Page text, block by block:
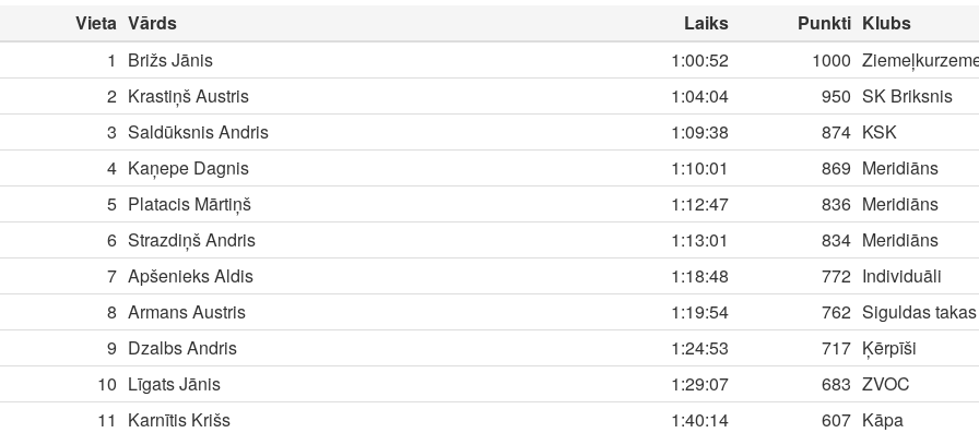
Vieta Vārds Laiks Punkti Klubs
1
Brižs Jānis 1:00:52 1000
2 Krastiņš Austris 1:04:04 950 SK Briksnis
3 Saldūksnis Andris 1:09:38 874 KSK
4 Kaņepe Dagnis 1:10:01 869 Meridiāns
5 Platacis Mārtiņš 1:12:47 836 Meridiāns
6 Strazdiņš Andris 1:13:01 834 Meridiāns
7 Apšenieks Aldis 1:18:48 772 Individuāli
8 Armans Austris 1:19:54 762 Siguldas takas
9 Dzalbs Andris 1:24:53 717 Ķērpīši
10 Līgats Jānis 1:29:07 683 ZVOC
11
Karnītis Krišs 1:40:14 607 Kāpa